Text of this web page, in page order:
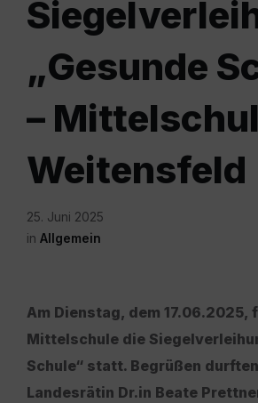
„Gesunde
–
Weitensfeld
25. Juni 2025
in Allgemein
Am Dienstag, dem 17.06.2025,
Mittelschule die
Schule“ statt. Begrüßen
Landesrätin Dr.in Beate